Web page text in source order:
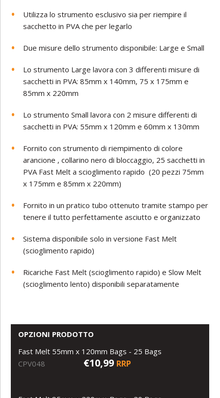
Utilizza lo strumento esclusivo sia per riempire il
sacchetto in PVA che per legarlo
Due misure dello strumento disponibile: Large e Small
Lo strumento Large lavora con 3 differenti misure di
sacchetti in PVA: 85mm x 140mm, 75 x 175mm e
85mm x 220mm
Lo strumento Small lavora con 2 misure differenti di
sacchetti in PVA: 55mm x 120mm e 60mm x 130mm
Fornito con strumento di riempimento di colore
arancione , collarino nero di bloccaggio, 25 sacchetti in
PVA Fast Melt a scioglimento rapido (20 pezzi 75mm
x 175mm e 85mm x 220mm)
Fornito in un pratico tubo ottenuto tramite stampo per
tenere il tutto perfettamente asciutto e organizzato
Sistema disponibile solo in versione Fast Melt
(scioglimento rapido)
Ricariche Fast Melt (scioglimento rapido) e Slow Melt
(scioglimento lento) disponibili separatamente
OPZIONI PRODOTTO
Fast Melt 55mm x 120mm Bags - 25 Bags
CPV048
€10,99 RRP